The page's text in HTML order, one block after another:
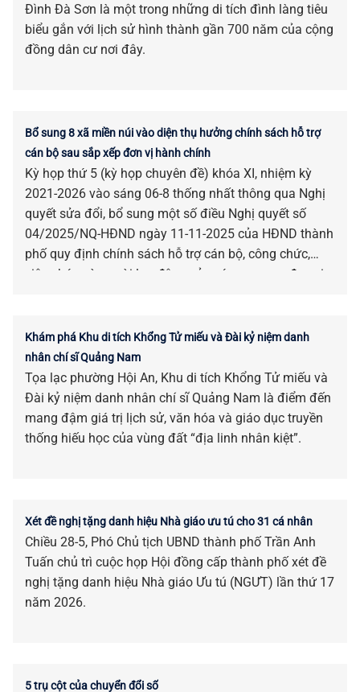
Đình Đà Sơn là một trong những di tích đình làng tiêu
biểu gắn với lịch sử hình thành gần 700 năm của cộng
đồng dân cư nơi đây.
Bổ sung 8 xã miền núi vào diện thụ hưởng chính sách hỗ trợ
cán bộ sau sắp xếp đơn vị hành chính
Kỳ họp thứ 5 (kỳ họp chuyên đề) khóa XI, nhiệm kỳ
2021-2026 vào sáng 06-8 thống nhất thông qua Nghị
quyết sửa đổi, bổ sung một số điều Nghị quyết số
04/2025/NQ-HĐND ngày 11-11-2025 của HĐND thành
phố quy định chính sách hỗ trợ cán bộ, công chức,
viên chức và người lao động của các cơ quan, đơn vị
Khám phá Khu di tích Khổng Tử miếu và Đài kỷ niệm danh
nhân chí sĩ Quảng Nam
Tọa lạc phường Hội An, Khu di tích Khổng Tử miếu và
Đài kỷ niệm danh nhân chí sĩ Quảng Nam là điểm đến
mang đậm giá trị lịch sử, văn hóa và giáo dục truyền
thống hiếu học của vùng đất “địa linh nhân kiệt”.
Xét đề nghị tặng danh hiệu Nhà giáo ưu tú cho 31 cá nhân
Chiều 28-5, Phó Chủ tịch UBND thành phố Trần Anh
Tuấn chủ trì cuộc họp Hội đồng cấp thành phố xét đề
nghị tặng danh hiệu Nhà giáo Ưu tú (NGƯT) lần thứ 17
năm 2026.
5 trụ cột của chuyển đổi số